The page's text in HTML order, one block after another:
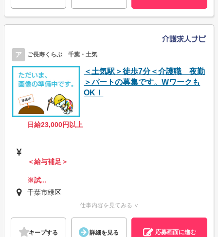
ア ご長寿くらぶ 千葉・土気
＜土気駅＞徒歩7分＜介護職 夜勤
＞パートの募集です。Wワークも
OK！
日給23,000円以上
＜給与補足＞
※試...
千葉市緑区
仕事内容を見てみる ∨
キープする 詳細を見る 応募画面に進む